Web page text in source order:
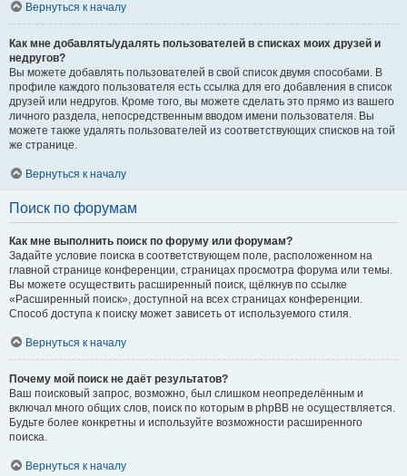
Вернуться к началу
Как мне добавлять/удалять пользователей в списках моих друзей и
недругов?
Вы можете добавлять пользователей в свой список двумя способами. В
профиле каждого пользователя есть ссылка для его добавления в список
друзей или недругов. Кроме того, вы можете сделать это прямо из вашего
личного раздела, непосредственным вводом имени пользователя. Вы
можете также удалять пользователей из соответствующих списков на той
же странице.
Вернуться к началу
Поиск по форумам
Как мне выполнить поиск по форуму или форумам?
Задайте условие поиска в соответствующем поле, расположенном на
главной странице конференции, страницах просмотра форума или темы.
Вы можете осуществить расширенный поиск, щёлкнув по ссылке
«Расширенный поиск», доступной на всех страницах конференции.
Способ доступа к поиску может зависеть от используемого стиля.
Вернуться к началу
Почему мой поиск не даёт результатов?
Ваш поисковый запрос, возможно, был слишком неопределённым и
включал много общих слов, поиск по которым в phpBB не осуществляется.
Будьте более конкретны и используйте возможности расширенного
поиска.
Вернуться к началу